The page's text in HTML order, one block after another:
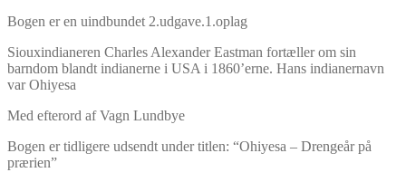
antal
Bogen er en uindbundet 2.udgave.1.oplag
Siouxindianeren Charles Alexander Eastman fortæller om sin
barndom blandt indianerne i USA i 1860’erne. Hans indianernavn
var Ohiyesa
Med efterord af Vagn Lundbye
Bogen er tidligere udsendt under titlen: “Ohiyesa – Drengeår på
prærien”